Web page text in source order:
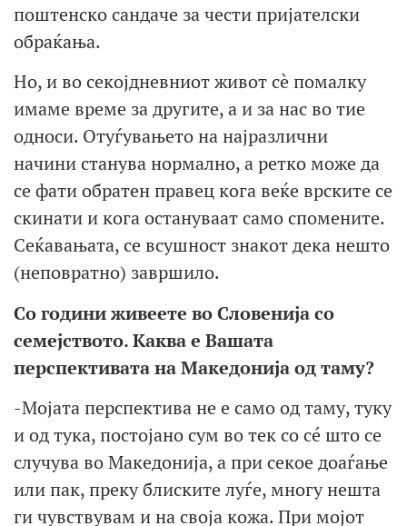
поштенско сандаче за чести пријателски
обраќања.
Но, и во секојдневниот живот сè помалку
имаме време за другите, а и за нас во тие
односи. Отуѓувањето на најразлични
начини станува нормално, а ретко може да
се фати обратен правец кога веќе врските се
скинати и кога остануваат само спомените.
Сеќавањата, се всушност знакот дека нешто
(неповратно) завршило.
Со години живеете во Словенија со
семејството. Каква е Вашата
перспективата на Македонија од таму?
-Мојата перспектива не е само од таму, туку
и од тука, постојано сум во тек со сé што се
случува во Македонија, а при секое доаѓање
или пак, преку блиските луѓе, многу нешта
ги чувствувам и на своја кожа. При мојот